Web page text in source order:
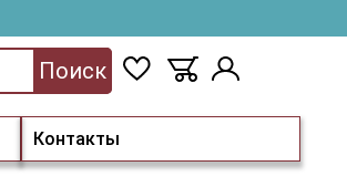
Контакты
Поиск